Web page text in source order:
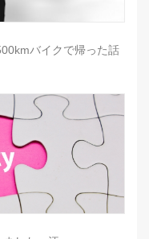
バイクで帰った話